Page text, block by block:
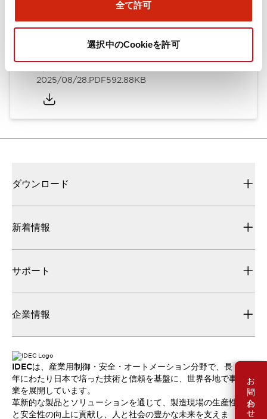
全て許可
選択中のCookieを許可
お問い合わせ
2025/08/28.PDF592.88KB
ダウンロード
新着情報
サポート
企業情報
IDECは、産業用制御・安全・オートメーション分野で、長
年にわたり日本で培った技術と信頼を基盤に、世界各地で事
業を展開しています。
革新的な製品とソリューションを通じて、製造現場の生産性
と安全性の向上に貢献し、人と社会の豊かな未来を支えま